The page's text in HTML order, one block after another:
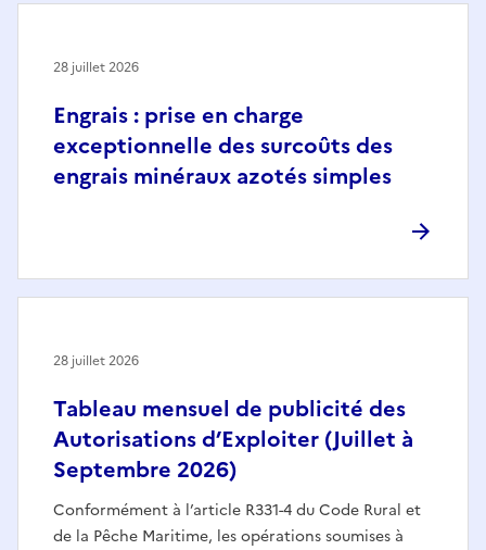
Engrais : prise en charge
exceptionnelle des surcoûts des
engrais minéraux azotés simples
28 juillet 2026
Tableau mensuel de publicité des
Autorisations d’Exploiter (Juillet à
Septembre 2026)
Conformément à l’article R331-4 du Code Rural et
de la Pêche Maritime, les opérations soumises à
28 juillet 2026